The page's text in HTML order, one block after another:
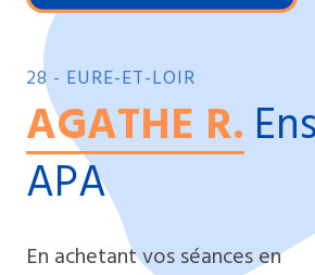
28 - EURE-ET-LOIR
AGATHE R.
APA
En achetant vos séances en